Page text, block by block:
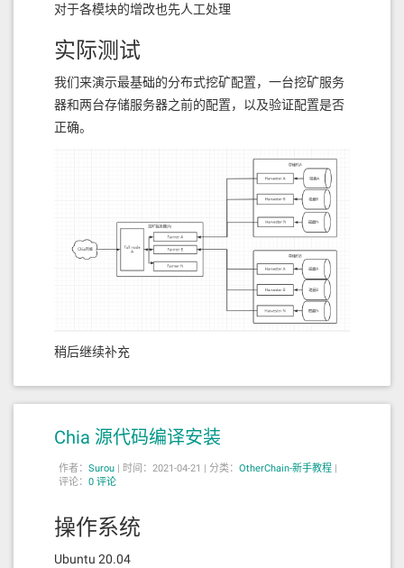
对于各模块的增改也先人工处理
实际测试
我们来演示最基础的分布式挖矿配置，一台挖矿服务
器和两台存储服务器之前的配置，以及验证配置是否
正确。
稍后继续补充
Chia 源代码编译安装
作者： Surou 时间：2021-04-21 | 分类： OtherChain-新手教程
评论： 0 评论
操作系统
Ubuntu 20.04